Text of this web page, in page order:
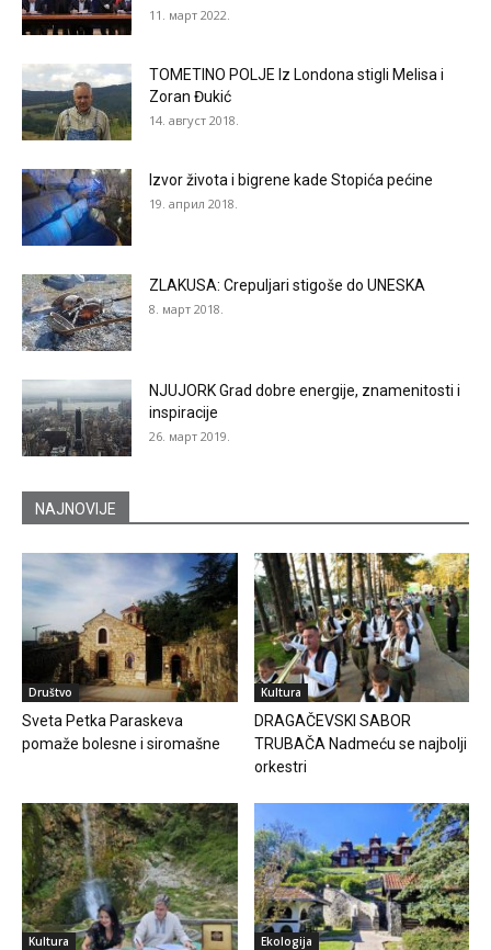
11. март 2022.
TOMETINO POLJE Iz Londona stigli Melisa i
Zoran Đukić
14. август 2018.
Izvor života i bigrene kade Stopića pećine
19. април 2018.
ZLAKUSA: Crepuljari stigoše do UNESKA
8. март 2018.
NJUJORK Grad dobre energije, znamenitosti i
inspiracije
26. март 2019.
NAJNOVIJE
Društvo
Sveta Petka Paraskeva
pomaže bolesne i siromašne
Kultura
DRAGAČEVSKI SABOR
TRUBAČA Nadmeću se najbolji
orkestri
Kultura Ekologija